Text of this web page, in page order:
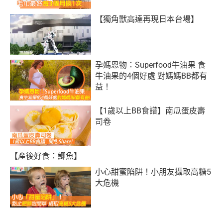
【獨角獸高達再現日本台場】
孕媽恩物：Superfood牛油果 食
牛油果的4個好處 對媽媽BB都有
益！
【1歲以上BB食譜】南瓜蛋皮壽
司卷
【產後好食：鯽魚】
小心甜蜜陷阱！小朋友攝取高糖5
大危機